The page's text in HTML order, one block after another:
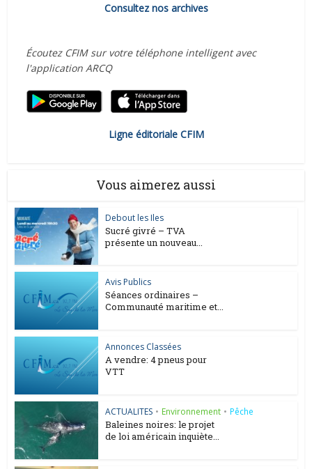
Consultez nos archives
Écoutez CFIM sur votre téléphone intelligent avec
l'application ARCQ
Ligne éditoriale CFIM
Vous aimerez aussi
Debout les Iles
Sucré givré – TVA
présente un nouveau...
Avis Publics
Séances ordinaires –
Communauté maritime et...
Annonces Classées
A vendre: 4 pneus pour
VTT
ACTUALITES • Environnement • Pêche
Baleines noires: le projet
de loi américain inquiète...